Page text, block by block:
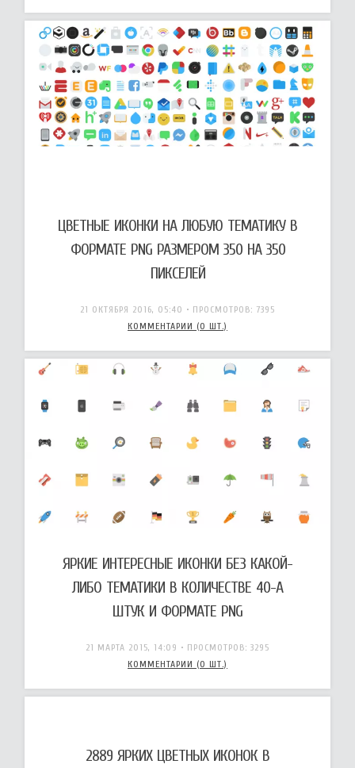
ЦВЕТНЫЕ ИКОНКИ НА ЛЮБУЮ ТЕМАТИКУ В
ФОРМАТЕ PNG РАЗМЕРОМ 350 НА 350
ПИКСЕЛЕЙ
21 ОКТЯБРЯ 2016, 05:40 • ПРОСМОТРОВ: 7395
КОММЕНТАРИИ (0 ШТ.)
ЯРКИЕ ИНТЕРЕСНЫЕ ИКОНКИ БЕЗ КАКОЙ-
ЛИБО ТЕМАТИКИ В КОЛИЧЕСТВЕ 40-А
ШТУК И ФОРМАТЕ PNG
21 МАРТА 2015, 14:09 • ПРОСМОТРОВ: 3295
КОММЕНТАРИИ (0 ШТ.)
2889 ЯРКИХ ЦВЕТНЫХ ИКОНОК В